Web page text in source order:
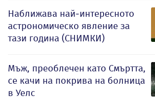
Наближава най-интересното
астрономическо явление за
тази година (СНИМКИ)
Мъж, преоблечен като Смъртта,
се качи на покрива на болница
в Уелс